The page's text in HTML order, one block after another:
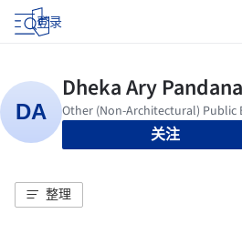
登录
关注
整理